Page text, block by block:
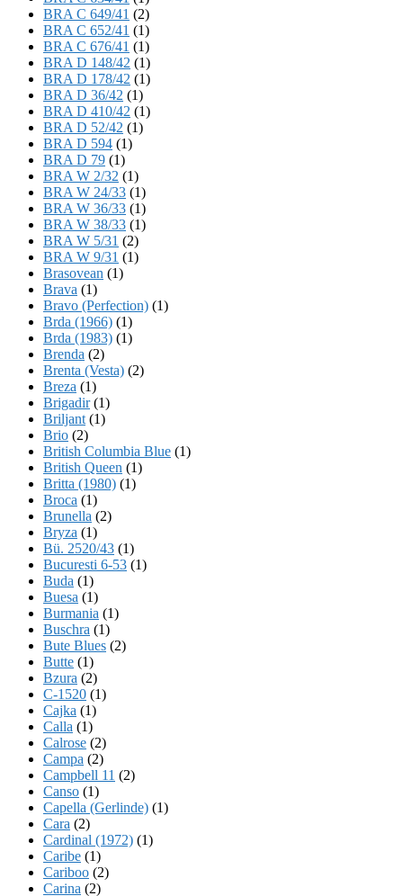
BRA C 649/41 (2)
BRA C 652/41 (1)
BRA C 676/41 (1)
BRA D 148/42 (1)
BRA D 178/42 (1)
BRA D 36/42 (1)
BRA D 410/42 (1)
BRA D 52/42 (1)
BRA D 594 (1)
BRA D 79 (1)
BRA W 2/32 (1)
BRA W 24/33 (1)
BRA W 36/33 (1)
BRA W 38/33 (1)
BRA W 5/31 (2)
BRA W 9/31 (1)
Brasovean (1)
Brava (1)
Bravo (Perfection) (1)
Brda (1966) (1)
Brda (1983) (1)
Brenda (2)
Brenta (Vesta) (2)
Breza (1)
Brigadir(1)
Briljant (1)
Brio (2)
British Columbia Blue (1)
British Queen (1)
Britta (1980) (1)
Broca (1)
Brunella (2)
Bryza (1)
Bü. 2520/43 (1)
Bucuresti 6-53 (1)
Buda (1)
Buesa (1)
Burmania (1)
Buschra (1)
Bute Blues (2)
Butte (1)
Bzura (2)
C-1520 (1)
Cajka (1)
Calla (1)
Calrose (2)
Campa (2)
Campbell 11 (2)
Canso (1)
Capella (Gerlinde) (1)
Cara (2)
Cardinal (1972) (1)
Caribe (1)
Cariboo (2)
Carina (2)